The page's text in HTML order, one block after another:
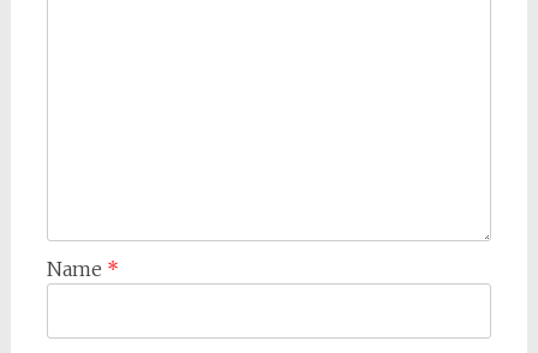
Name *